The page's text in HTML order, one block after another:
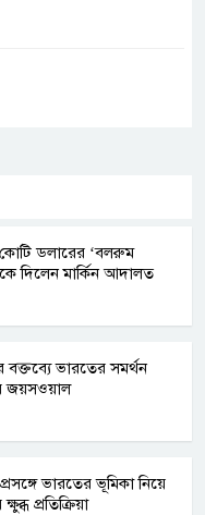
কোটি ডলারের ‘বলরুম
দিলেন মার্কিন আদালত
বক্তব্যে ভারতের সমর্থন
জয়সওয়াল
ভারতের ভূমিকা নিয়ে
প্রতিক্রিয়া